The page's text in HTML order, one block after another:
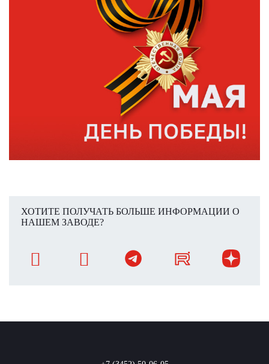
ХОТИТЕ ПОЛУЧАТЬ БОЛЬШЕ ИНФОРМАЦИИ О
НАШЕМ ЗАВОДЕ?